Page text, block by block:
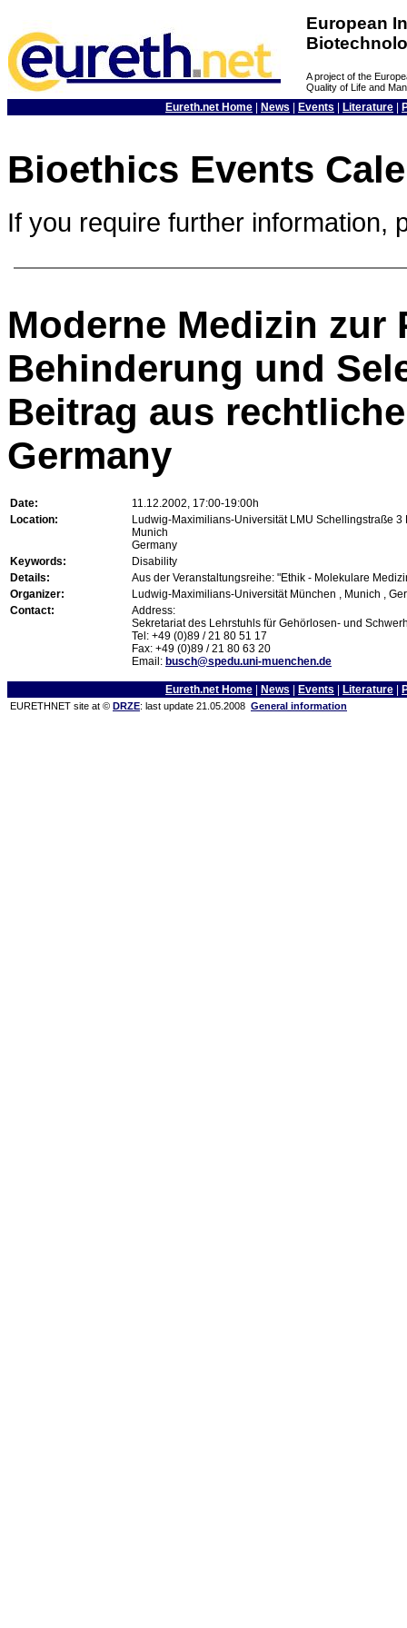
European
A project of the
Quality of Life and
Eureth.net Home News Events Literature
Bioethics Events
If you require further information,
Moderne Medizin zur
Behinderung und
Beitrag aus
Germany
Date:
11.12.2002, 17:00-19:00h
Location:
Ludwig-Maximilians-Universität LMU Schellingstraße 3
Munich
Germany
Keywords:
Disability
Details:
Aus der Veranstaltungsreihe: "Ethik - Molekulare
Organizer:
Ludwig-Maximilians-Universität München , Munich ,
Contact:
Address:
Sekretariat des Lehrstuhls für Gehörlosen- und
Tel: +49 (0)89 / 21 80 51 17
Fax: +49 (0)89 / 21 80 63 20
Email: busch@spedu.uni-muenchen.de
Eureth.net Home | News | Events | Literature |
EURETHNET site at © DRZE: last update 21.05.2008 General information